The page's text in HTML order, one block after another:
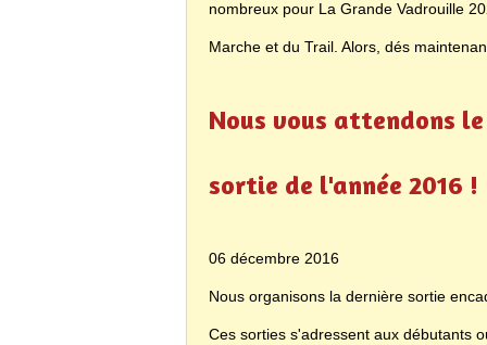
nombreux pour La Grande Vadrouille
Marche et du Trail. Alors, dés
Nous vous attendons
sortie de l'année 2016 !
06 décembre 2016
Nous organisons la dernière sortie
Ces sorties s'adressent aux débutants